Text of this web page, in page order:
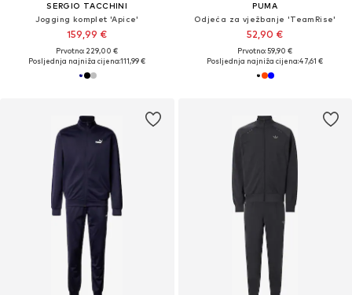
SERGIO TACCHINI
Jogging komplet 'Apice'
159,99 €
Prvotno: 229,00 €
Posljednja najniža cijena:111,99 €
PUMA
Odjeća za vježbanje 'TeamRise'
52,90 €
Prvotno: 59,90 €
Posljednja najniža cijena:47,61 €